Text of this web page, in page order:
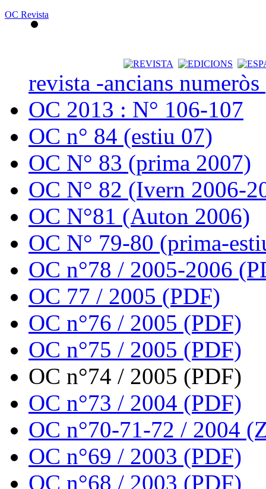
OC Revista
revista -ancians
OC 2013 : N° 106-107
OC n° 84 (estiu 07)
OC N° 83 (prima 2007)
OC N° 82 (Ivern 2006-
OC N°81 (Auton 2006)
OC N° 79-80 (prima-
OC n°78 / 2005-2006
OC 77 / 2005 (PDF)
OC n°76 / 2005 (PDF)
OC n°75 / 2005 (PDF)
OC n°74 / 2005 (PDF)
OC n°73 / 2004 (PDF)
OC n°70-71-72 / 2004
OC n°69 / 2003 (PDF)
OC n°68 / 2003 (PDF)